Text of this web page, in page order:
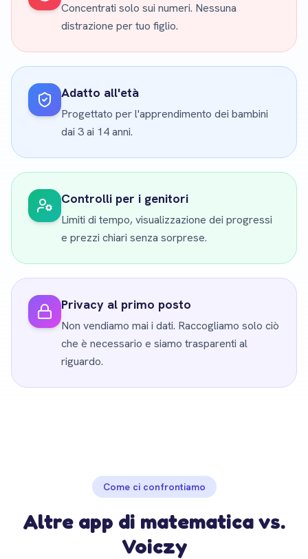
Concentrati solo sui numeri. Nessuna
distrazione per tuo figlio.
Adatto all'età
Progettato per l'apprendimento dei bambini
dai 3 ai 14 anni.
Controlli per i genitori
Limiti di tempo, visualizzazione dei progressi
e prezzi chiari senza sorprese.
Privacy al primo posto
Non vendiamo mai i dati. Raccogliamo solo ciò
che è necessario e siamo trasparenti al
riguardo.
Come ci confrontiamo
Altre app di matematica vs.
Voiczy